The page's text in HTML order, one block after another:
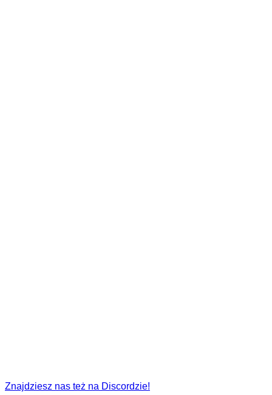
Znajdziesz nas też na Discordzie!